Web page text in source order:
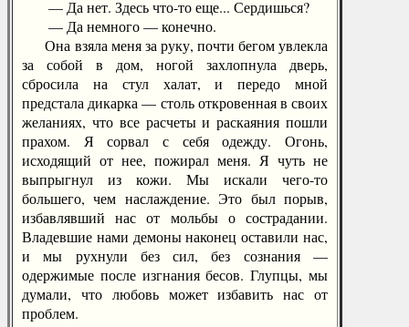
— Да нет. Здесь что-то еще... Сердишься?
— Да немного — конечно.
Она взяла меня за руку, почти бегом увлекла
за собой в дом, ногой захлопнула дверь,
сбросила на стул халат, и передо мной
предстала дикарка — столь откровенная в своих
желаниях, что все расчеты и раскаяния пошли
прахом. Я сорвал с себя одежду. Огонь,
исходящий от нее, пожирал меня. Я чуть не
выпрыгнул из кожи. Мы искали чего-то
большего, чем наслаждение. Это был порыв,
избавлявший нас от мольбы о сострадании.
Владевшие нами демоны наконец оставили нас,
и мы рухнули без сил, без сознания —
одержимые после изгнания бесов. Глупцы, мы
думали, что любовь может избавить нас от
проблем.